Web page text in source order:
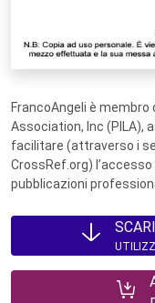
FrancoAngeli è
Association, Inc (PILA),
facilitare (attraverso i
CrossRef.org)
pubblicazioni